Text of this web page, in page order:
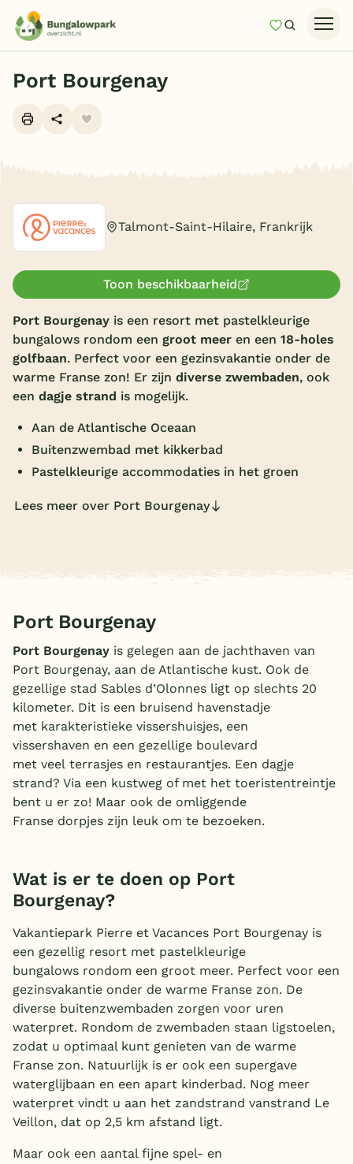
MijnZoeken
Last minutes
Onze vakantiegidsen
Subtropisch zwembad
Overdekt zwembad
Wildwaterbaan
Indoor speeltuin
Alle populaire faciliteiten
Keuzehulp
Veluwe
Texel
Limburg
Duitsland
België
Blog
Onze e-boeken
Port Bourgenay
Talmont-Saint-Hilaire, Frankrijk
Toon beschikbaarheid
Port Bourgenay is een resort met pastelkleurige
bungalows rondom een groot meer en een 18-holes
golfbaan. Perfect voor een gezinsvakantie onder de
warme Franse zon! Er zijn diverse zwembaden, ook
een dagje strand is mogelijk.
Aan de Atlantische Oceaan
Buitenzwembad met kikkerbad
Pastelkleurige accommodaties in het groen
Lees meer over Port Bourgenay
Port Bourgenay
Port Bourgenay is gelegen aan de jachthaven van
Port Bourgenay, aan de Atlantische kust. Ook de
gezellige stad Sables d’Olonnes ligt op slechts 20
kilometer. Dit is een bruisend havenstadje
met karakteristieke vissershuisjes, een
vissershaven en een gezellige boulevard
met veel terrasjes en restaurantjes. Een dagje
strand? Via een kustweg of met het toeristentreintje
bent u er zo! Maar ook de omliggende
Franse dorpjes zijn leuk om te bezoeken.
Wat is er te doen op Port
Bourgenay?
Vakantiepark Pierre et Vacances Port Bourgenay is
een gezellig resort met pastelkleurige
bungalows rondom een groot meer. Perfect voor een
gezinsvakantie onder de warme Franse zon. De
diverse buitenzwembaden zorgen voor uren
waterpret. Rondom de zwembaden staan ligstoelen,
zodat u optimaal kunt genieten van de warme
Franse zon. Natuurlijk is er ook een supergave
waterglijbaan en een apart kinderbad. Nog meer
waterpret vindt u aan het zandstrand vanstrand Le
Veillon, dat op 2,5 km afstand ligt.
Maar ook een aantal fijne spel- en